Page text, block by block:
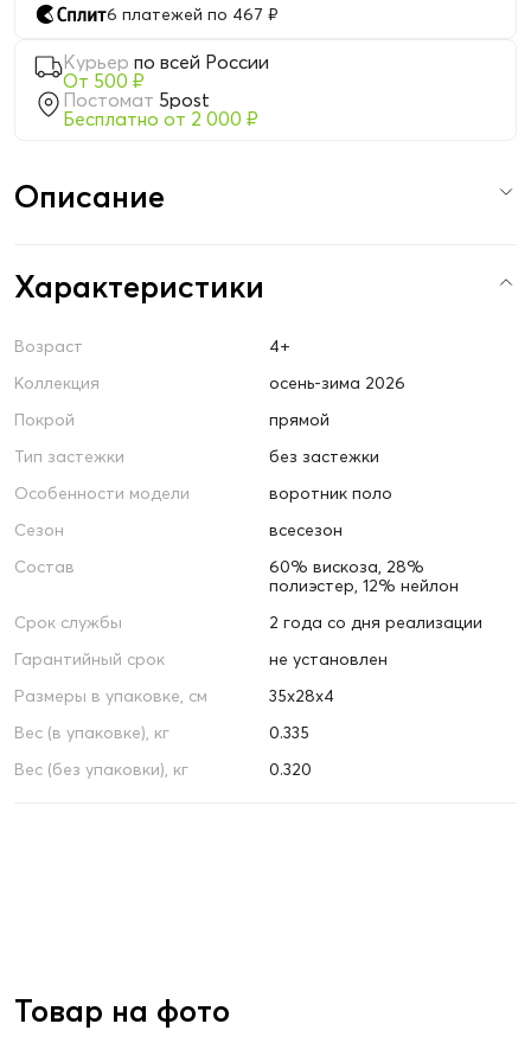
6 платежей по 467 ₽
Курьер по всей России
От 500 ₽
Постомат 5post
Бесплатно от 2 000 ₽
Описание
Характеристики
Возраст
4+
Коллекция
осень-зима 2026
Покрой
прямой
Тип застежки
без застежки
Особенности модели
воротник поло
Сезон
всесезон
Состав
60% вискоза, 28%
полиэстер, 12% нейлон
Срок службы
2 года со дня реализации
Гарантийный срок
не установлен
Размеры в упаковке, см
35х28х4
Вес (в упаковке), кг
0.335
Вес (без упаковки), кг
0.320
Товар на фото